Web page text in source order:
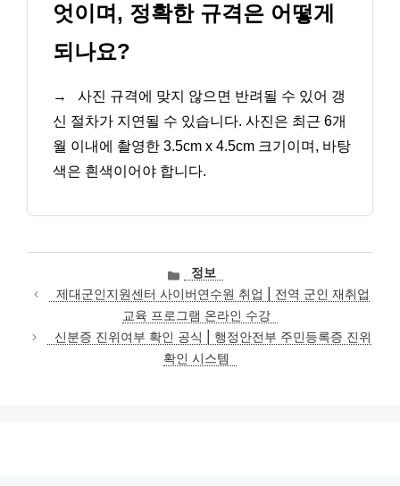
엇이며, 정확한 규격은 어떻게
되나요?
→
사진 규격에 맞지 않으면 반려될 수 있어 갱
신 절차가 지연될 수 있습니다. 사진은 최근 6개
월 이내에 촬영한 3.5cm x 4.5cm 크기이며, 바탕
색은 흰색이어야 합니다.
카
테
고
리
정보
제대군인지원센터 사이버연수원 취업 | 전역 군인 재취업
교육 프로그램 온라인 수강
신분증 진위여부 확인 공식 | 행정안전부 주민등록증 진위
확인 시스템